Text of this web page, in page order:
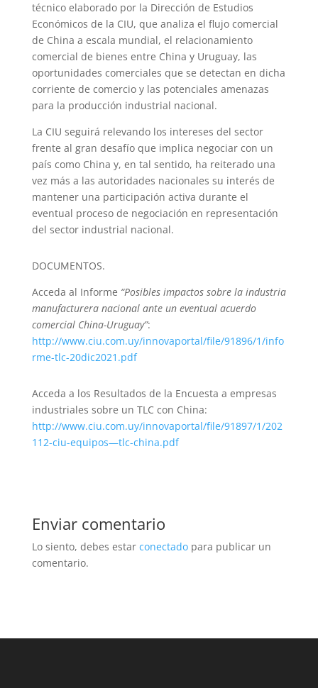
técnico elaborado por la Dirección de Estudios
Económicos de la CIU, que analiza el flujo comercial
de China a escala mundial, el relacionamiento
comercial de bienes entre China y Uruguay, las
oportunidades comerciales que se detectan en dicha
corriente de comercio y las potenciales amenazas
para la producción industrial nacional.
La CIU seguirá relevando los intereses del sector
frente al gran desafío que implica negociar con un
país como China y, en tal sentido, ha reiterado una
vez más a las autoridades nacionales su interés de
mantener una participación activa durante el
eventual proceso de negociación en representación
del sector industrial nacional.
DOCUMENTOS.
Acceda al Informe “Posibles impactos sobre la industria
manufacturera nacional ante un eventual acuerdo
comercial China-Uruguay”:
http://www.ciu.com.uy/innovaportal/file/91896/1/info
rme-tlc-20dic2021.pdf
Acceda a los Resultados de la Encuesta a empresas
industriales sobre un TLC con China:
http://www.ciu.com.uy/innovaportal/file/91897/1/202
112-ciu-equipos—tlc-china.pdf
Enviar comentario
Lo siento, debes estar conectadopara publicar un
comentario.